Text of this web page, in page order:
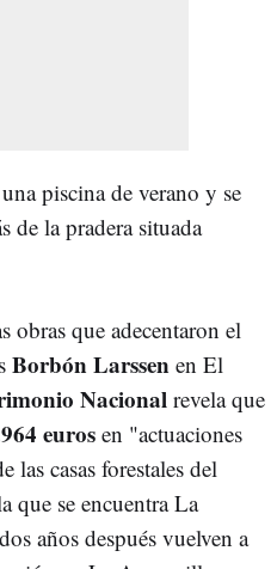
piscina de verano y se
de la pradera situada
obras que adecentaron el
Borbón Larssen en El
Nacionalrevela que
euros en "actuaciones
las casas forestales del
que se encuentra La
años después vuelven a